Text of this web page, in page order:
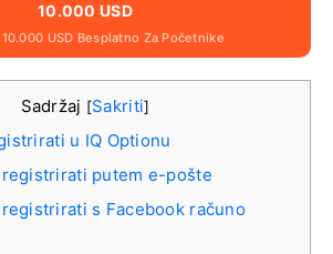
10.000 USD
USD Besplatno Za Početnike
Sadržaj [Sakriti]
u IQ Optionu
registrirati putem e-pošte
s Facebook računo